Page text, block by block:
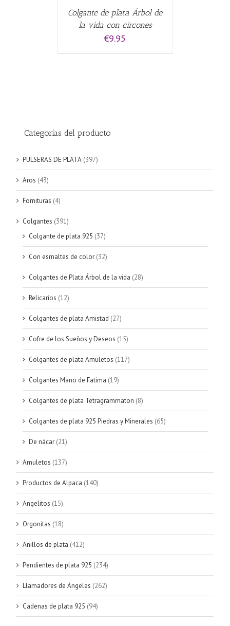
Colgante de plata Árbol de
la vida con circones
€9.95
Categorías del producto
PULSERAS DE PLATA (397)
Aros (43)
Fornituras (4)
Colgantes (391)
Colgante de plata 925 (37)
Con esmaltes de color (32)
Colgantes de Plata Árbol de la vida (28)
Relicarios (12)
Colgantes de plata Amistad (27)
Cofre de los Sueños y Deseos (15)
Colgantes de plata Amuletos (117)
Colgantes Mano de Fatima (19)
Colgantes de plata Tetragrammaton (8)
Colgantes de plata 925 Piedras y Minerales (65)
De nácar (21)
Amuletos (137)
Productos de Alpaca (140)
Angelitos (15)
Orgonitas (18)
Anillos de plata (412)
Pendientes de plata 925 (234)
Llamadores de Ángeles (262)
Cadenas de plata 925 (94)